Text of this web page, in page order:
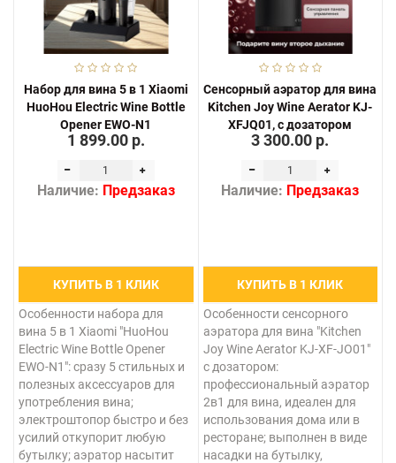
Набор для вина 5 в 1 Xiaomi
HuoHou Electric Wine Bottle
Opener EWO-N1
1 899.00 р.
Наличие: Предзаказ
КУПИТЬ В 1 КЛИК
Особенности набора для
вина 5 в 1 Xiaomi "HuoHou
Electric Wine Bottle Opener
EWO-N1": сразу 5 стильных и
полезных аксессуаров для
употребления вина;
электроштопор быстро и без
усилий откупорит любую
бутылку; аэратор насытит
Сенсорный аэратор для вина
Kitchen Joy Wine Aerator KJ-
XFJQ01, с дозатором
3 300.00 р.
Наличие: Предзаказ
КУПИТЬ В 1 КЛИК
Особенности сенсорного
аэратора для вина "Kitchen
Joy Wine Aerator KJ-XF-JO01"
с дозатором:
профессиональный аэратор
2в1 для вина, идеален для
использования дома или в
ресторане; выполнен в виде
насадки на бутылку,